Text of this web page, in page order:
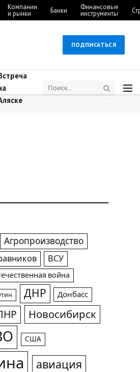
Компании
и рынки Банки Финансовые
инструменты
ПОДПИСАТЬСЯ
Агропроизводство
ВСУ
война
ДНР Донбасс
Новосибирск
США
авиация